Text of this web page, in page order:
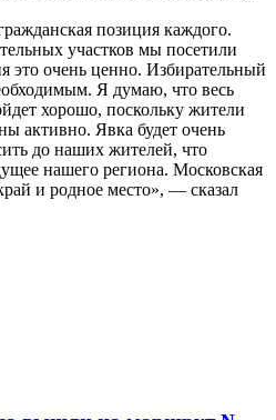
позиция каждого.
участков мы посетили
это очень ценно. Избирательный
Я думаю, что весь
хорошо, поскольку жители
активно. Явка будет очень
до наших жителей, что
нашего региона. Московская
и родное место», — сказал